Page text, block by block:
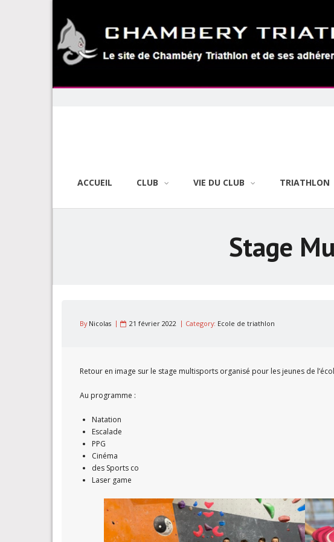
content
ACCUEIL CLUB VIE DU CLUB TRIATHLON
Stage
By Nicolas 21 février 2022 Category: Ecole de triathlon
Retour en image sur le stage multisports organisé pour les jeunes de
Au programme :
Natation
Escalade
PPG
Cinéma
des Sports co
Laser game